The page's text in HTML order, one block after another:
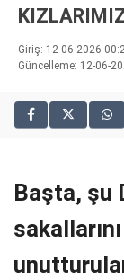
bonusu
siteler
2025
bonusu
veren
giriş
Giriş: 12-06-2026
Güncelleme: 12-06-
Başta, şu